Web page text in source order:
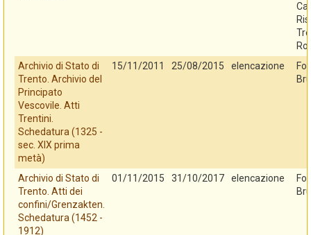
Archivio di Stato di
Trento. Archivio del
Principato
Vescovile. Atti
Trentini.
Schedatura (1325 -
sec. XIX prima
metà)
15/11/2011 25/08/2015 elencazione
Archivio di Stato di
Trento. Atti dei
confini/Grenzakten.
Schedatura (1452 -
1912)
01/11/2015 31/10/2017 elencazione